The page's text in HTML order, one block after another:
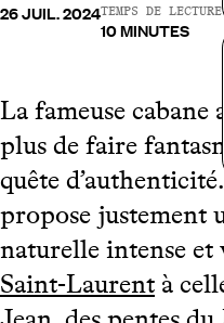
26 JUIL. 2024TEMPS DE LECTURE
10 MINUTES
La fameuse cabane
plus de faire
quête
propose justement
naturelle intense et
Saint-Laurent à